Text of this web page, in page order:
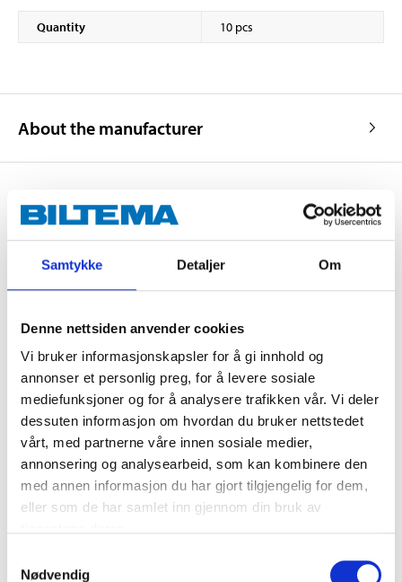
Samtykke Detaljer Om
Denne nettsiden anvender cookies
Vi bruker informasjonskapsler for å gi innhold og
annonser et personlig preg, for å levere sosiale
mediefunksjoner og for å analysere trafikken vår. Vi deler
dessuten informasjon om hvordan du bruker nettstedet
vårt, med partnerne våre innen sosiale medier,
annonsering og analysearbeid, som kan kombinere den
med annen informasjon du har gjort tilgjengelig for dem,
eller som de har samlet inn gjennom din bruk av
Nødvendig
Quantity 10 pcs
About the manufacturer
Splicing sleeve, 16 mm, 10 pcs.
Diameter: 16mm
In stock in 66store
44 90
Splicing sleeve, 20 mm, 10 pcs.
46-294
Diameter: 20 mm